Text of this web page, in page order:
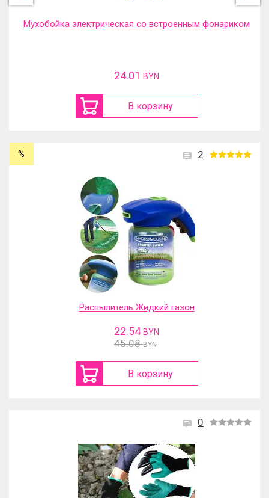
Мухобойка электрическая со встроенным фонариком
24.01 BYN
В корзину
2
%
Распылитель Жидкий газон
22.54 BYN
45.08 BYN
В корзину
0